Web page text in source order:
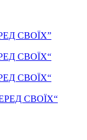
СВОЇХ”
СВОЇХ“
СВОЇХ“
СВОЇХ“